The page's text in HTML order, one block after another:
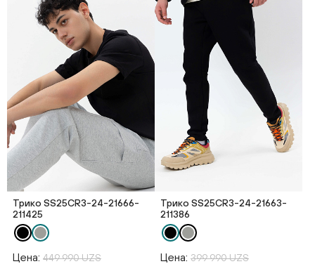
Трико SS25CR3-24-21666-
211425
Цена: 449 990 UZS
Трико SS25CR3-24-21663-
211386
Цена: 399 990 UZS